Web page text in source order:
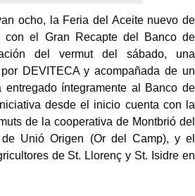
ocho, la Feria del Aceite nuevo de
con el Gran Recapte del Banco de
del vermut del sábado, una
DEVITECA y acompañada de un
íntegramente al Banco de
desde el inicio cuenta con la
de la cooperativa de Montbrió del
Unió Origen (Or del Camp), y el
de St. Llorenç y St. Isidre en